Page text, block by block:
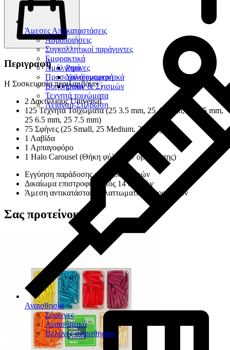
Άμεσες Αποκαταστάσεις
Αδροποιήσεις
Συγκολλητικοί παράγοντες
Εμφρακτικά
Ρητίνες
Υαλοϊονομερή
Οπών & Σχισμών
Αμάλγαμα
Προσωρινά εμφρακτικά
Βοηθήματα
Τεχνητά τοιχώματα
Λείανση-Στίλβωση
Αναισθησία
Σύριγγες
Αναισθητικά
Βελόνες αναισθησίας
Περιγραφή
Η Συσκευασία περιλαμβάνει :
2 Δακτύλιους Universal
125 Τεχνητά Τοιχώματα (25 3.5 mm, 25 4.5 mm, 25 5.5 mm,
25 6.5 mm, 25 7.5 mm)
75 Σφήνες (25 Small, 25 Medium, 25 Large)
1 Λαβίδα
1 Αρπαγοφόρο
1 Halo Carousel (Θήκη φύλαξης / οργάνωσης)
Εγγύηση παράδοσης εντός 30 ημερών
Δικαίωμα επιστροφής εντός 14 ημερών
Άμεση αντικατάσταση ελαττωματικών προϊόντων
Σας προτείνουμε